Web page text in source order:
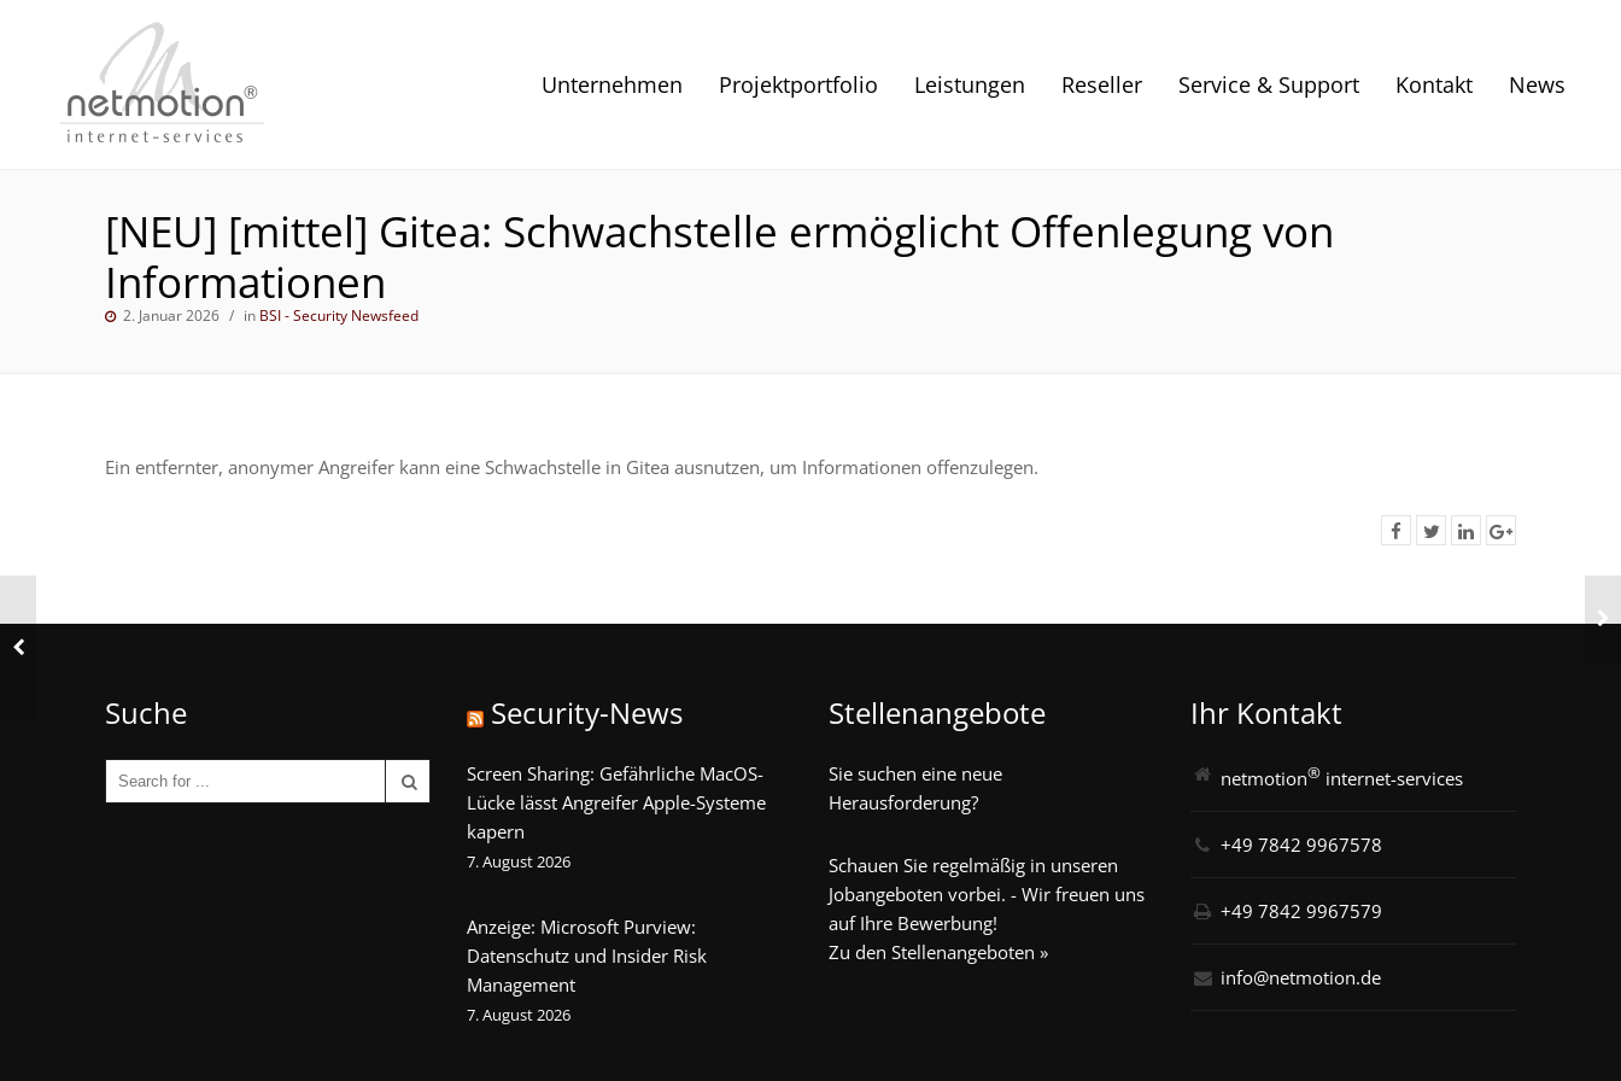
Unternehmen Projektportfolio Leistungen Reseller Service & Support Kontakt News
[NEU] [mittel] Gitea: Schwachstelle ermöglicht Offenlegung von
Informationen
2. Januar 2026 in BSI - Security Newsfeed
Ein entfernter, anonymer Angreifer kann eine Schwachstelle in Gitea ausnutzen, um Informationen offenzulegen.
Suche Security-News
Screen Sharing: Gefährliche MacOS-
Lücke lässt Angreifer Apple-Systeme
kapern
7. August 2026
Anzeige: Microsoft Purview:
Datenschutz und Insider Risk
Management
7. August 2026
Stellenangebote
Sie suchen eine neue
Herausforderung?
Schauen Sie regelmäßig in unseren
Jobangeboten vorbei. - Wir freuen uns
auf Ihre Bewerbung!
Zu den Stellenangeboten »
Ihr Kontakt
netmotion® internet-services
+49 7842 9967578
+49 7842 9967579
info@netmotion.de